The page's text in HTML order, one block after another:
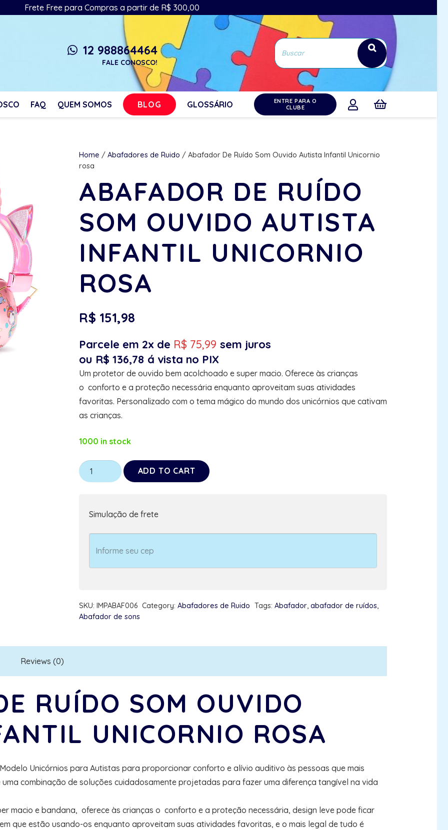
Frete Free para Compras a partir de R$ 300,00
whatsapp 12 988864464
FALE CONOSCO!
FAQ QUEM SOMOS BLOG GLOSSÁRIO
ENTRE PARA O
CLUBE
Home / Abafadores de Ruido / Abafador De Ruído Som Ouvido Autista Infantil Unicornio
rosa
ABAFADOR DE RUÍDO
SOM OUVIDO AUTISTA
INFANTIL UNICORNIO
ROSA
R$ 151,98
Parcele em 2x de R$ 75,99 sem juros
ou R$ 136,78 á vista no PIX
Um protetor de ouvido bem acolchoado e super macio. Oferece às crianças
o conforto e a proteção necessária enquanto aproveitam suas atividades
favoritas. Personalizado com o tema mágico do mundo dos unicórnios que cativam
as crianças.
1000 in stock
Abafador
De
Autista
Infantil
Unicornio
ADD TO CART
Simulação de frete
SKU: IMPABAF006 Category: Abafadores de Ruido Tags: Abafador, abafador de ruídos,
Abafador de sons
Reviews (0)
RUÍDO SOM OUVIDO
UNICORNIO ROSA
Unicórnios para Autistas para proporcionar conforto e alívio auditivo às pessoas que mais
combinação de soluções cuidadosamente projetadas para fazer uma diferença tangível na vida
macio e bandana, oferece às crianças o conforto e a proteção necessária, design leve pode ficar
que estão usando-os enquanto aproveitam suas atividades favoritas, e o mais legal de tudo é